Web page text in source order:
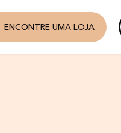
ENCONTRE UMA LOJA